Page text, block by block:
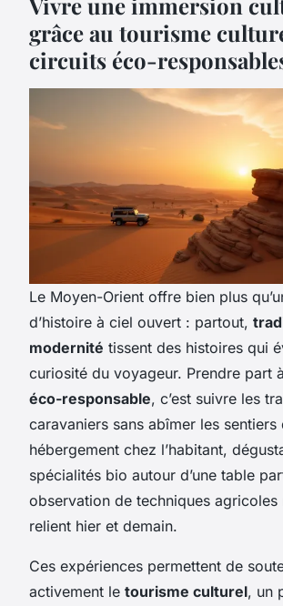
grâce au tourisme
circuits éco-
Le Moyen-Orient offre bien plus
d’histoire à ciel ouvert : partout,
modernité tissent des histoires qui
curiosité du voyageur. Prendre part
éco-responsable, c’est suivre les
caravaniers sans abîmer les sentiers
hébergement chez l’habitant,
spécialités bio autour d’une table
observation de techniques agricoles
relient hier et demain.
Ces expériences permettent de
activement le tourisme culturel, un